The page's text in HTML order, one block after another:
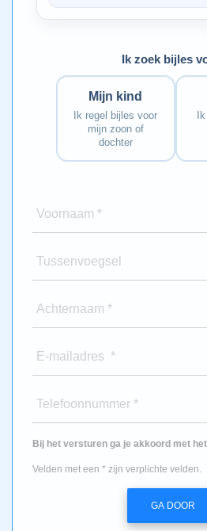
Ik zoek bijles
Mijn kind
Ik regel bijles voor
mijn zoon of
dochter
Voornaam *
Tussenvoegsel
Achternaam *
E-mailadres *
Telefoonnummer *
Bij het versturen ga je akkoord met het
Velden met een * zijn verplichte velden.
GA DOOR